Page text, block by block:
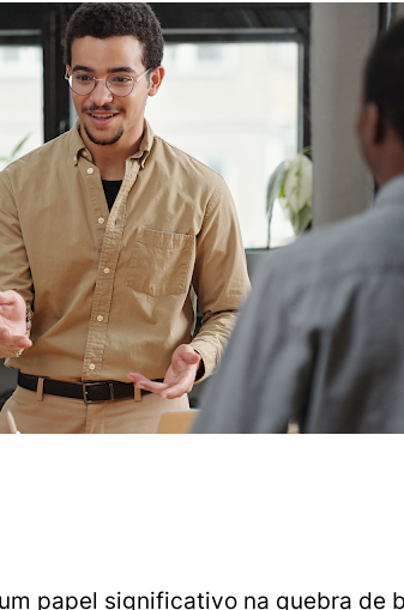
papel significativo na quebra de